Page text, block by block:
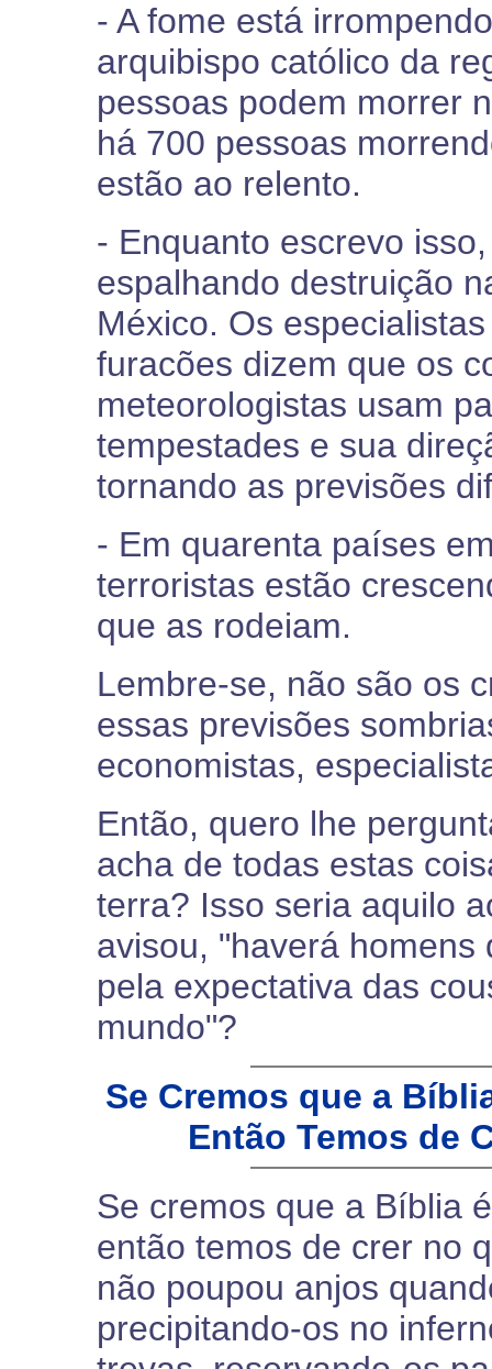
- A fome está
arquibispo católico da
pessoas podem morrer
há 700 pessoas
estão ao relento.
- Enquanto escrevo
espalhando destruição
México. Os
furacões dizem que os
meteorologistas usam
tempestades e sua
tornando as previsões
- Em quarenta países
terroristas estão
que as rodeiam.
Lembre-se, não são os
essas previsões
economistas,
Então, quero lhe
acha de todas estas
terra? Isso seria aquilo
avisou, "haverá
pela expectativa das
mundo"?
Se Cremos que a
Então Temos de
Se cremos que a Bíblia
então temos de crer no
não poupou anjos
precipitando-os no